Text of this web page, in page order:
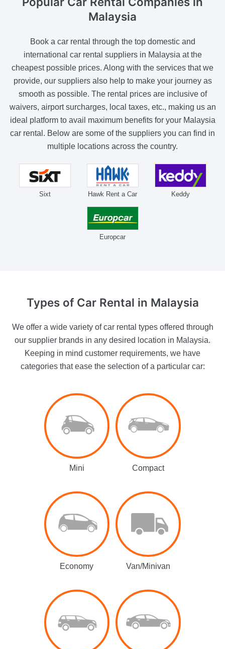
Malaysia
Book a car rental through the top domestic and
international car rental suppliers in Malaysia at the
cheapest possible prices. Along with the services that we
provide, our suppliers also help to make your journey as
smooth as possible. The rental prices are inclusive of
waivers, airport surcharges, local taxes, etc., making us an
ideal platform to avail maximum benefits for your Malaysia
car rental. Below are some of the suppliers you can find in
multiple locations across the country.
Sixt Hawk Rent a Car Keddy
Europcar
Types of Car Rental in Malaysia
We offer a wide variety of car rental types offered through
our supplier brands in any desired location in Malaysia.
Keeping in mind customer requirements, we have
categories that ease the selection of a particular car:
Mini Compact
Economy Van/Minivan